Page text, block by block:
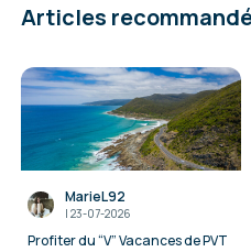
Articles
MarieL92
I 23-07-2026
Profiter du “V” Vacances de PVT